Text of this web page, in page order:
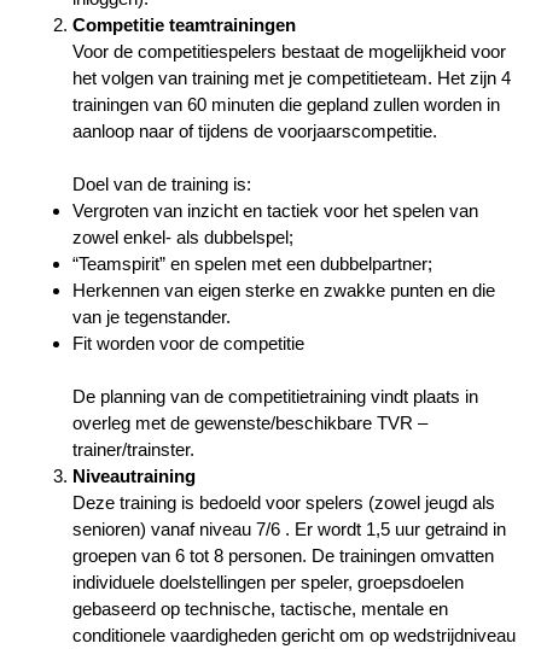
Competitie teamtrainingen
Voor de competitiespelers bestaat de mogelijkheid voor
het volgen van training met je competitieteam. Het zijn 4
trainingen van 60 minuten die gepland zullen worden in
aanloop naar of tijdens de voorjaarscompetitie.
Doel van de training is:
Vergroten van inzicht en tactiek voor het spelen van
zowel enkel- als dubbelspel;
“Teamspirit” en spelen met een dubbelpartner;
Herkennen van eigen sterke en zwakke punten en die
van je tegenstander.
Fit worden voor de competitie
De planning van de competitietraining vindt plaats in
overleg met de gewenste/beschikbare TVR –
trainer/trainster.
Niveautraining
Deze training is bedoeld voor spelers (zowel jeugd als
senioren) vanaf niveau 7/6 . Er wordt 1,5 uur getraind in
groepen van 6 tot 8 personen. De trainingen omvatten
individuele doelstellingen per speler, groepsdoelen
gebaseerd op technische, tactische, mentale en
conditionele vaardigheden gericht om op wedstrijdniveau